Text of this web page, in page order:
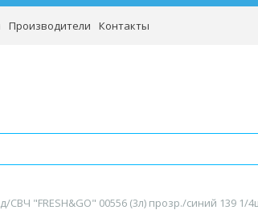
Производители Контакты
СВЧ "FRESH&GO" 00556 (3л) прозр./синий 139 1/